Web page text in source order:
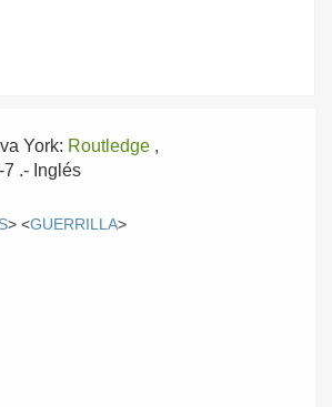
York: Routledge ,
7 .- Inglés
> <GUERRILLA>